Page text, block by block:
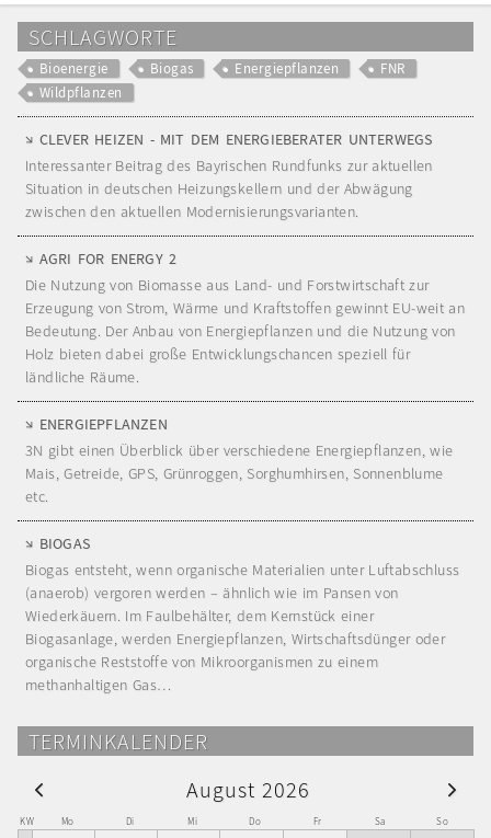
teilen mitteilendrucken
SCHLAGWORTE
Bioenergie Biogas Energiepflanzen
FNR
Wildpflanzen
CLEVER HEIZEN - MIT DEM ENERGIEBERATER UNTERWEGS
Interessanter Beitrag des Bayrischen Rundfunks zur aktuellen
Situation in deutschen Heizungskellern und der Abwägung
zwischen den aktuellen Modernisierungsvarianten.
AGRI FOR ENERGY 2
Die Nutzung von Biomasse aus Land- und Forstwirtschaft zur
Erzeugung von Strom, Wärme und Kraftstoffen gewinnt EU-weit an
Bedeutung. Der Anbau von Energiepflanzen und die Nutzung von
Holz bieten dabei große Entwicklungschancen speziell für
ländliche Räume.
ENERGIEPFLANZEN
3N gibt einen Überblick über verschiedene Energiepflanzen, wie
Mais, Getreide, GPS, Grünroggen, Sorghumhirsen, Sonnenblume
etc.
BIOGAS
Biogas entsteht, wenn organische Materialien unter Luftabschluss
(anaerob) vergoren werden – ähnlich wie im Pansen von
Wiederkäuern. Im Faulbehälter, dem Kernstück einer
Biogasanlage, werden Energiepflanzen, Wirtschaftsdünger oder
organische Reststoffe von Mikroorganismen zu einem
methanhaltigen Gas…
TERMINKALENDER
August 2026
KW Mo Di Mi Do Fr Sa So